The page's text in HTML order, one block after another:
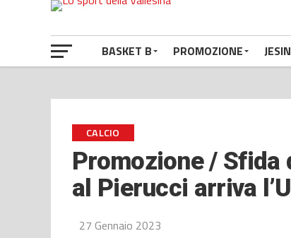
BASKET B PROMOZIONE
CALCIO
Promozione /
al Pierucci arriva
27 Gennaio 2023